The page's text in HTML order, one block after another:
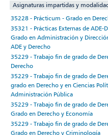
Asignaturas impartidas y
35228 - Prácticum - Grado en
35321 - Prácticas Externas de ADE-
Grado en Administración y
ADE y Derecho
35229 - Trabajo fin de grado de
Derecho
35229 - Trabajo fin de grado de
grado en Derecho y en Ciencias
Administración Pública
35229 - Trabajo fin de grado de
Grado en Derecho y Economía
35229 - Trabajo fin de grado de
Grado en Derecho y Criminología